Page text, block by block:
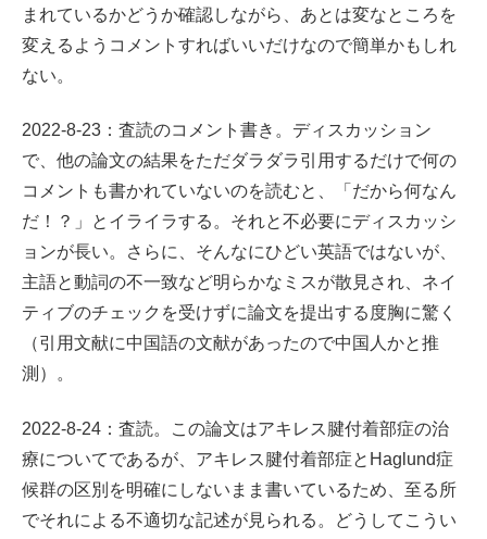
まれているかどうか確認しながら、あとは変なところを
変えるようコメントすればいいだけなので簡単かもしれ
ない。
2022-8-23：査読のコメント書き。ディスカッション
で、他の論文の結果をただダラダラ引用するだけで何の
コメントも書かれていないのを読むと、「だから何なん
だ！？」とイライラする。それと不必要にディスカッシ
ョンが長い。さらに、そんなにひどい英語ではないが、
主語と動詞の不一致など明らかなミスが散見され、ネイ
ティブのチェックを受けずに論文を提出する度胸に驚く
（引用文献に中国語の文献があったので中国人かと推
測）。
2022-8-24：査読。この論文はアキレス腱付着部症の治
療についてであるが、アキレス腱付着部症とHaglund症
候群の区別を明確にしないまま書いているため、至る所
でそれによる不適切な記述が見られる。どうしてこうい